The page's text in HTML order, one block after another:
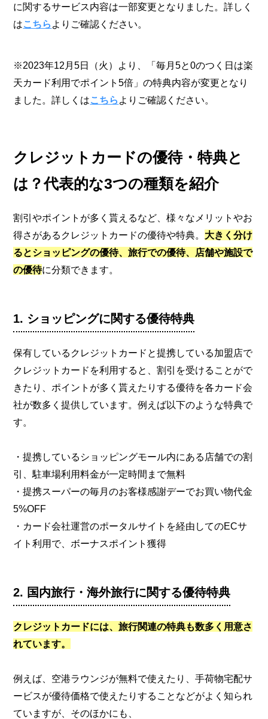
に関するサービス内容は一部変更となりました。詳しく
はこちら よりご確認ください。
※2023年12月5日（火）より、「毎月5と0のつく日は楽
天カード利用でポイント5倍」の特典内容が変更となり
ました。詳しくはこちら よりご確認ください。
クレジットカードの優待・特典と
は？代表的な3つの種類を紹介
割引やポイントが多く貰えるなど、様々なメリットやお
得さがあるクレジットカードの優待や特典。 大きく分け
るとショッピングの優待、旅行での優待、店舗や施設で
の優待に分類できます。
1. ショッピングに関する優待特典
保有しているクレジットカードと提携している加盟店で
クレジットカードを利用すると、割引を受けることがで
きたり、ポイントが多く貰えたりする優待を各カード会
社が数多く提供しています。例えば以下のような特典で
す。
・提携しているショッピングモール内にある店舗での割
引、駐車場利用料金が一定時間まで無料
・提携スーパーの毎月のお客様感謝デーでお買い物代金
5%OFF
・カード会社運営のポータルサイトを経由してのECサ
イト利用で、ボーナスポイント獲得
2. 国内旅行・海外旅行に関する優待特典
クレジットカードには、旅行関連の特典も数多く用意さ
れています。
例えば、空港ラウンジが無料で使えたり、手荷物宅配サ
ービスが優待価格で使えたりすることなどがよく知られ
ていますが、そのほかにも、